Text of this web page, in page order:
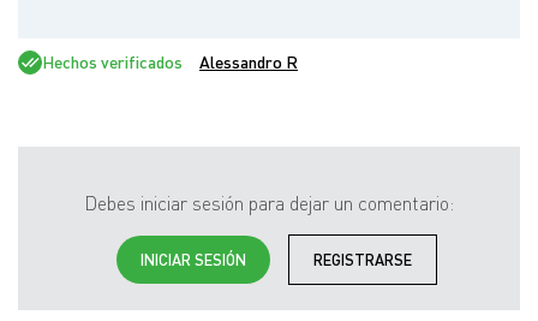
Hechos verificados Alessandro R
Debes iniciar sesión para dejar un comentario:
INICIAR SESIÓN REGISTRARSE